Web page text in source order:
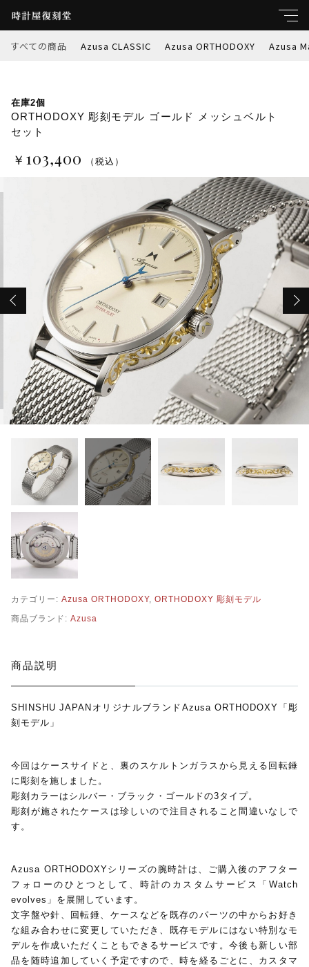
すべての商品 Azusa CLASSIC Azusa ORTHODOXY Azusa
商品説明
SHINSHU JAPANオリジナルブランドAzusa ORTHODOXY「彫
刻モデル」
今回はケースサイドと、裏のスケルトンガラスから見える回転錘
に彫刻を施しました。
彫刻カラーはシルバー・ブラック・ゴールドの3タイプ。
彫刻が施されたケースは珍しいので注目されること間違いなしで
す。
Azusa ORTHODOXYシリーズの腕時計は、ご購入後のアフター
フォローのひとつとして、時計のカスタムサービス「Watch
evolves」を展開しています。
文字盤や針、回転錘、ケースなどを既存のパーツの中からお好き
な組み合わせに変更していただき、既存モデルにはない特別なモ
デルを作成いただくこともできるサービスです。今後も新しい部
品を随時追加していく予定ですので、時を経るごとに、カスタマ
ORTHODOXY 彫刻モデル ゴールド メッシュベルト
セット
￥ 103,400 （税込）
在庫2個
カテゴリー: Azusa ORTHODOXY, ORTHODOXY 彫刻モデル
商品ブランド: Azusa
￥103,400
ショッピングを続ける
カートを確認する
Azusa Marble-W
Azusa PREMIER
Azusa RETROSPEC
TMPL
ハニカムビー
アンティーク
SEIKO
KENTEX
ワインディングマシーン
親カテゴリ
並び順
その他
在庫あり セール